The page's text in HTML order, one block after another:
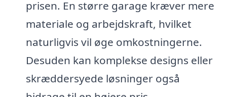
prisen. En større garage kræver mere
materiale og arbejdskraft, hvilket
naturligvis vil øge omkostningerne.
Desuden kan komplekse designs eller
skræddersyede løsninger også